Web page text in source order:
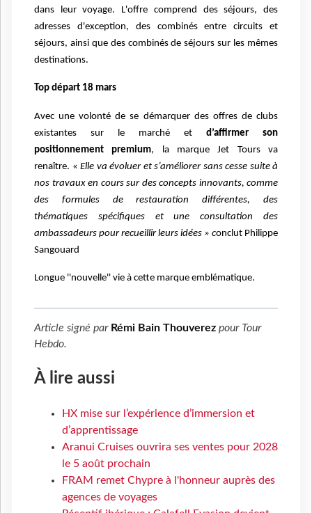
dans leur voyage. L'offre comprend des séjours, des
adresses d'exception, des combinés entre circuits et
séjours, ainsi que des combinés de séjours sur les mêmes
destinations.
Top départ 18 mars
Avec une volonté de se démarquer des offres de clubs
existantes sur le marché et d’affirmer son
positionnement premium, la marque Jet Tours va
renaître. « Elle va évoluer et s’améliorer sans cesse suite à
nos travaux en cours sur des concepts innovants, comme
des formules de restauration différentes, des
thématiques spécifiques et une consultation des
ambassadeurs pour recueillir leurs idées » conclut Philippe
Sangouard
Longue ''nouvelle'' vie à cette marque emblématique.
Article signé par Rémi Bain Thouverez pour Tour
Hebdo.
À lire aussi
HX mise sur l’expérience d’immersion et
d’apprentissage
Aranui Cruises ouvrira ses ventes pour 2028
le 5 août prochain
FRAM remet Chypre à l'honneur auprès des
agences de voyages